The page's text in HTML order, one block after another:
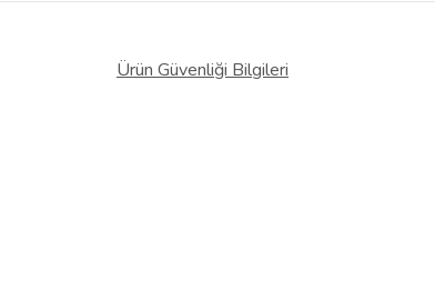
Ürün Güvenliği Bilgileri